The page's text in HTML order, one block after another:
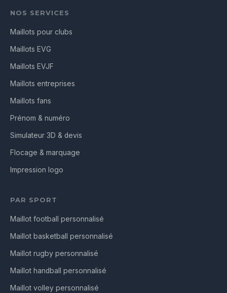
NOS SERVICES
Maillots pour clubs
Maillots EVG
Maillots EVJF
Maillots entreprises
Maillots fans
Prénom & numéro
Simulateur 3D & devis
Flocage & marquage
Impression logo
PAR SPORT
Maillot football personnalisé
Maillot basketball personnalisé
Maillot rugby personnalisé
Maillot handball personnalisé
Maillot volley personnalisé